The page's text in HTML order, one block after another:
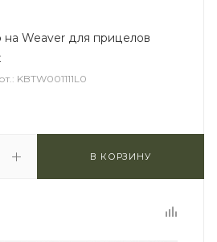
Weaver для прицелов
KBTW001111L0
В КОРЗИНУ